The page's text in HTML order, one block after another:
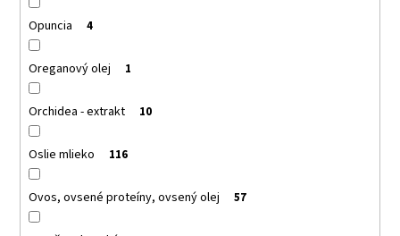
Opuncia 4
Oreganový olej 1
Orchidea - extrakt 10
Oslie mlieko 116
Ovos, ovsené proteíny, ovsený olej 57